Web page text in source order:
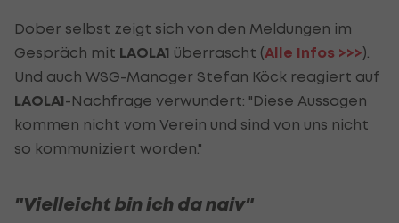
Dober selbst zeigt sich von den Meldungen im
Gespräch mit LAOLA1 überrascht (Alle Infos >>>).
Und auch WSG-Manager Stefan Köck reagiert auf
LAOLA1-Nachfrage verwundert: "Diese Aussagen
kommen nicht vom Verein und sind von uns nicht
so kommuniziert worden."
"Vielleicht bin ich da naiv"